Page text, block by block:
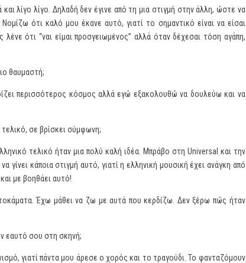
λίγο λίγο. Δηλαδή δεν έγινε από τη μια στιγμή στην άλλη, ώστε να
ότι καλό μου έκανε αυτό, γιατί το σημαντικό είναι να είσαι
ότι “ναι είμαι προσγειωμένος” αλλά όταν δέχεσαι τόση αγάπη,
θαυμαστή;
περισσότερος κόσμος αλλά εγώ εξακολουθώ να δουλεύω και να
τελικό, σε βρίσκει σύμφωνη;
τελικό ήταν μια πολύ καλή ιδέα. Μπράβο στη Universal και την
γίνει κάποια στιγμή αυτό, γιατί η ελληνική μουσική έχει ανάγκη από
και με βοηθάει αυτό!
Έχω μάθει να ζω με αυτά που κερδίζω. Δεν ξέρω πώς ήταν
εαυτό σου στη σκηνή;
γιατί πάντα μου άρεσε ο χορός και το τραγούδι. Το φανταζόμουν